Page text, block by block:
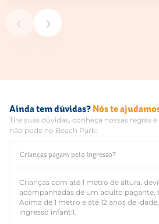
‹ ›
Ainda tem dúvidas? Nós te
Tire suas dúvidas, conheça nossas regras
não pode no Beach Park:
Crianças pagam pelo ingresso?
Crianças com até 1 metro de altura,
acompanhadas de um adulto pagante,
Acima de 1 metro e até 12 anos de
ingresso infantil.